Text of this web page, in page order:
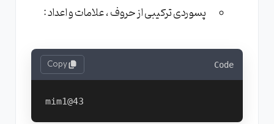
پسوردی ترکیبی از حروف ، علامات و اعداد :
Code
Copy